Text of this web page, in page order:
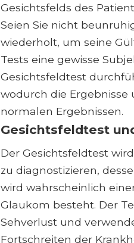
Gesichtsfelds des
Seien Sie nicht
wiederholt, um seine
Tests eine gewisse
Gesichtsfeldtest
wodurch die
normalen Ergebnissen.
Gesichtsfeldtest
Der Gesichtsfeldtest
zu diagnostizieren,
wird wahrscheinlich
Glaukom besteht. Der
Sehverlust und
Fortschreiten der